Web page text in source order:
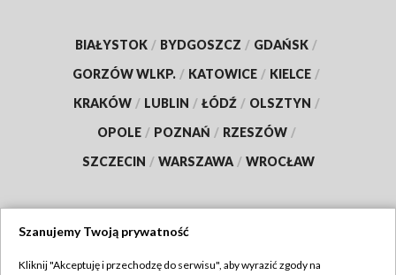
BIAŁYSTOK / BYDGOSZCZ / GDAŃSK /
GORZÓW WLKP. / KATOWICE / KIELCE /
KRAKÓW / LUBLIN / ŁÓDŹ / OLSZTYN /
OPOLE / POZNAŃ / RZESZÓW /
SZCZECIN / WARSZAWA / WROCŁAW
Szanujemy Twoją prywatność
Kliknij "Akceptuję i przechodzę do serwisu", aby wyrazić zgody na